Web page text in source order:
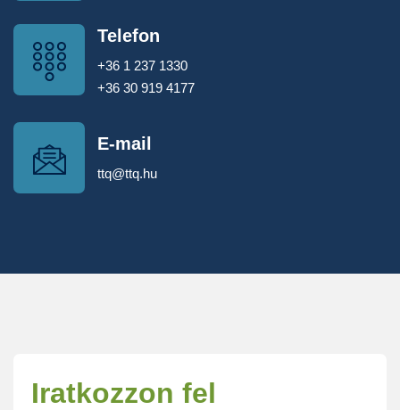
Telefon
+36 1 237 1330
+36 30 919 4177
E-mail
ttq@ttq.hu
Iratkozzon fel